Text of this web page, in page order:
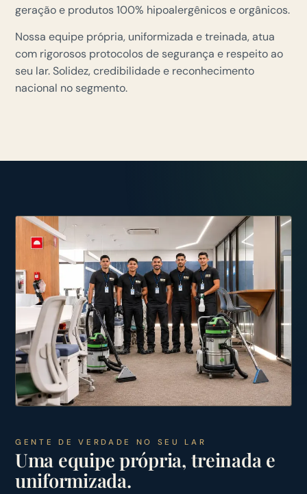
geração e produtos 100% hipoalergênicos e orgânicos.
Nossa equipe própria, uniformizada e treinada, atua
com rigorosos protocolos de segurança e respeito ao
seu lar. Solidez, credibilidade e reconhecimento
nacional no segmento.
GENTE DE VERDADE NO SEU LAR
Uma equipe própria, treinada e
uniformizada.